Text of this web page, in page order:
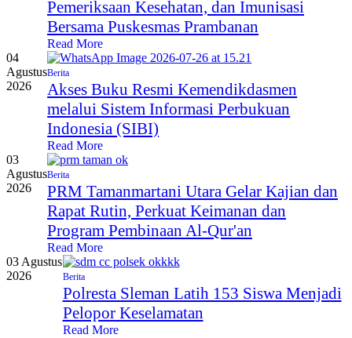
Pemeriksaan Kesehatan, dan Imunisasi
Bersama Puskesmas Prambanan
Read More
04
Agustus
2026
Berita
Akses Buku Resmi Kemendikdasmen
melalui Sistem Informasi Perbukuan
Indonesia (SIBI)
Read More
03
Agustus
2026
Berita
PRM Tamanmartani Utara Gelar Kajian dan
Rapat Rutin, Perkuat Keimanan dan
Program Pembinaan Al-Qur'an
Read More
03 Agustus
2026
Berita
Polresta Sleman Latih 153 Siswa Menjadi
Pelopor Keselamatan
Read More